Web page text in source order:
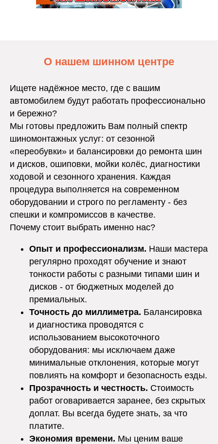
О нашем шинном центре
Ищете надёжное место, где с вашим
автомобилем будут работать профессионально
и бережно?
Мы готовы предложить Вам полный спектр
шиномонтажных услуг: от сезонной
«переобувки» и балансировки до ремонта шин
и дисков, ошиповки, мойки колёс, диагностики
ходовой и сезонного хранения. Каждая
процедура выполняется на современном
оборудовании и строго по регламенту - без
спешки и компромиссов в качестве.
Почему стоит выбрать именно нас?
Опыт и профессионализм. Наши мастера
регулярно проходят обучение и знают
тонкости работы с разными типами шин и
дисков - от бюджетных моделей до
премиальных.
Точность до миллиметра. Балансировка
и диагностика проводятся с
использованием высокоточного
оборудования: мы исключаем даже
минимальные отклонения, которые могут
повлиять на комфорт и безопасность езды.
Прозрачность и честность. Стоимость
работ оговаривается заранее, без скрытых
доплат. Вы всегда будете знать, за что
платите.
Экономия времени. Мы ценим ваше